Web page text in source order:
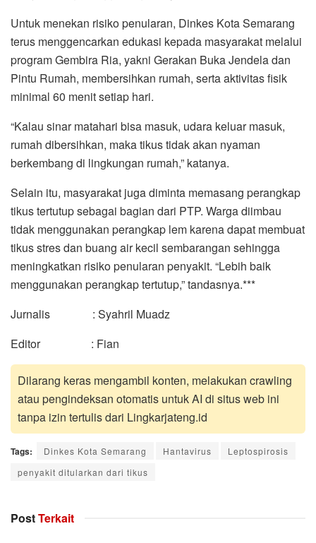
Untuk menekan risiko penularan, Dinkes Kota Semarang
terus menggencarkan edukasi kepada masyarakat melalui
program Gembira Ria, yakni Gerakan Buka Jendela dan
Pintu Rumah, membersihkan rumah, serta aktivitas fisik
minimal 60 menit setiap hari.
“Kalau sinar matahari bisa masuk, udara keluar masuk,
rumah dibersihkan, maka tikus tidak akan nyaman
berkembang di lingkungan rumah,” katanya.
Selain itu, masyarakat juga diminta memasang perangkap
tikus tertutup sebagai bagian dari PTP. Warga diimbau
tidak menggunakan perangkap lem karena dapat membuat
tikus stres dan buang air kecil sembarangan sehingga
meningkatkan risiko penularan penyakit. “Lebih baik
menggunakan perangkap tertutup,” tandasnya.***
Jurnalis : Syahril Muadz
Editor : Fian
Dilarang keras mengambil konten, melakukan crawling
atau pengindeksan otomatis untuk AI di situs web ini
tanpa izin tertulis dari Lingkarjateng.id
Tags: Dinkes Kota Semarang Hantavirus
Leptospirosis
penyakit ditularkan dari tikus
PostTerkait